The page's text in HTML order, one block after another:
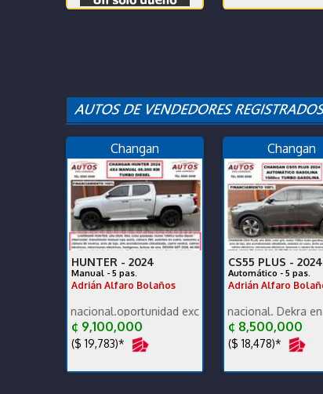
Changan
HUNTER - 2024
Manual - 5 pas.
Adrián Alfaro Bolaños
nacional.oportunidad exc estado carrocería y mecánica, un
¢ 9,100,000
($ 19,783)*
Changan
CS55 PLUS - 2024
Automático - 5 pas.
Adrián Alfaro
Poco KM, versión nacional. Dekra en blanco
¢ 8,500,000
($ 18,478)*
2026 termine de